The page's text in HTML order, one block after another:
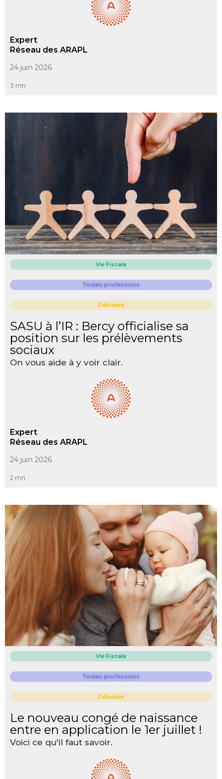
Expert
Réseau des ARAPL
24 juin 2026
3 mn
Vie Fiscale
Toutes professions
Débutant
SASU à l’IR : Bercy officialise sa
position sur les prélèvements
sociaux
On vous aide à y voir clair.
Expert
Réseau des ARAPL
24 juin 2026
2 mn
Vie Fiscale
Toutes professions
Débutant
Le nouveau congé de naissance
entre en application le 1er juillet !
Voici ce qu'il faut savoir.